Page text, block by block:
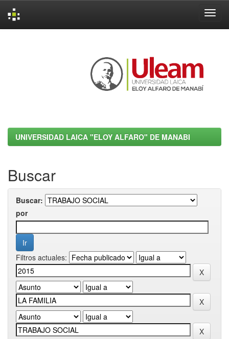
UNIVERSIDAD LAICA "ELOY ALFARO" DE MANABI
Buscar
Buscar:
por
Filtros actuales: